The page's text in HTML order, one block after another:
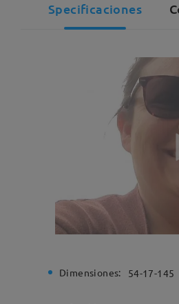
Specificaciones
Dimensiones: 54-17-145